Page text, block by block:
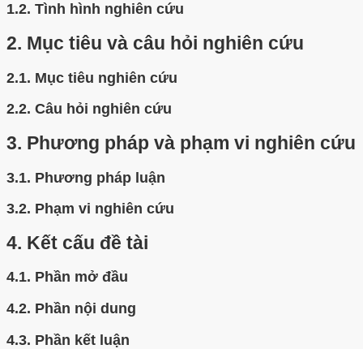
1.2. Tình hình nghiên cứu
2. Mục tiêu và câu hỏi nghiên cứu
2.1. Mục tiêu nghiên cứu
2.2. Câu hỏi nghiên cứu
3. Phương pháp và phạm vi nghiên cứu
3.1. Phương pháp luận
3.2. Phạm vi nghiên cứu
4. Kết cấu đề tài
4.1. Phần mở đầu
4.2. Phần nội dung
4.3. Phần kết luận